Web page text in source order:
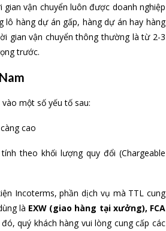
vận chuyển luôn được doanh nghiệp
lô hàng dự án gấp, hàng dự án hay hàng
gian vận chuyển thông thường là từ 2-3
trước.
một số yếu tố sau:
cao
theo khối lượng quy đổi (Chargeable
Incoterms, phần dịch vụ mà TTL cung
là EXW (giao hàng tại xưởng), FCA
quý khách hàng vui lòng cung cấp các